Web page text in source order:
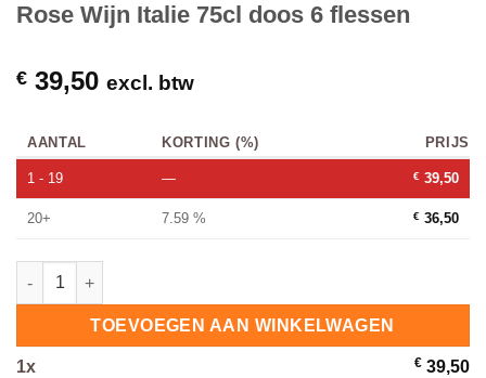
Rose Wijn Italie 75cl doos 6 flessen
€ 39,50 excl. btw
AANTAL KORTING (%) PRIJS
1 - 19 — € 39,50
20+ 7.59 % € 36,50
Villa Luisa Terre Pinot Grigio Blush Rose Wijn Italie 75cl doos
TOEVOEGEN AAN WINKELWAGEN
1x € 39,50